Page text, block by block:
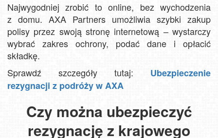
Najwygodniej zrobić to online, bez wychodzenia
z domu. AXA Partners umożliwia szybki zakup
polisy przez swoją stronę internetową – wystarczy
wybrać zakres ochrony, podać dane i opłacić
składkę.
Sprawdź szczegóły tutaj: Ubezpieczenie
rezygnacji z podróży w AXA
Czy można ubezpieczyć
rezygnację z krajowego